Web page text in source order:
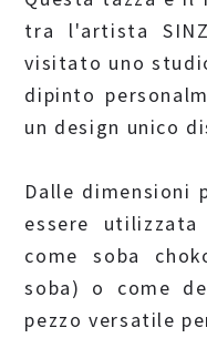
tra l'artista
visitato uno
dipinto
un design unico
Dalle dimensioni
essere
come soba
soba) o come
pezzo versatile